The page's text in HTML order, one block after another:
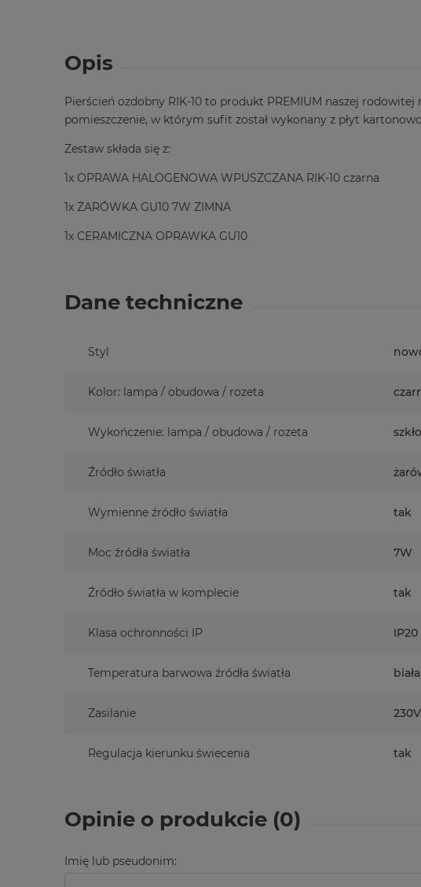
Opis
Pierścień ozdobny RIK-10 to produkt PREMIUM naszej rodowitej
pomieszczenie, w którym sufit został wykonany z płyt
Zestaw składa się z:
1x OPRAWA HALOGENOWA WPUSZCZANA RIK-10 czarna
1x ŻARÓWKA GU10 7W ZIMNA
1x CERAMICZNA OPRAWKA GU10
Dane techniczne
Styl
Kolor: lampa / obudowa / rozeta
Wykończenie: lampa / obudowa / rozeta szkło
Źródło światła
Wymienne źródło światła tak
Moc źródła światła 7W
Źródło światła w komplecie tak
Klasa ochronności IP IP20
Temperatura barwowa źródła światła
Zasilanie 230V
Regulacja kierunku świecenia tak
Opinie o produkcie (0)
Imię lub pseudonim: